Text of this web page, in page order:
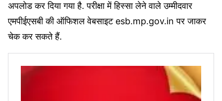
अपलोड कर दिया गया है. परीक्षा में हिस्सा लेने वाले उम्मीदवार
एमपीईएसबी की ऑफिशल वेबसाइट esb.mp.gov.in पर जाकर
चेक कर सकते हैं.